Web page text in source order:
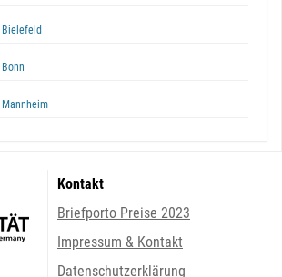
Bielefeld
Bonn
Mannheim
Kontakt
Briefporto Preise 2023
Impressum & Kontakt
Datenschutzerklärung